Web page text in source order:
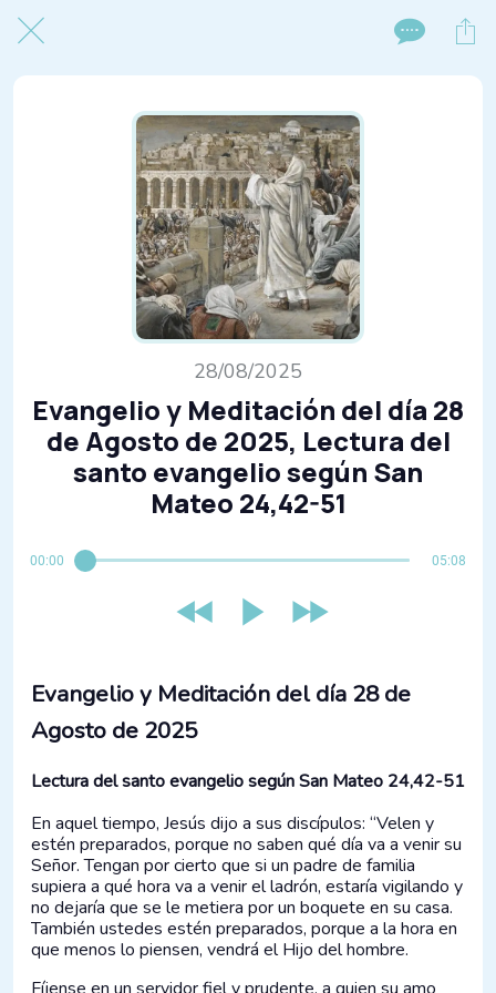
28/08/2025
Evangelio y Meditación del día 28
de Agosto de 2025, Lectura del
santo evangelio según San
Mateo 24,42-51
00:00 05:08
Evangelio y Meditación del día 28 de
Agosto de 2025
Lectura del santo evangelio según San Mateo 24,42-51
En aquel tiempo, Jesús dijo a sus discípulos: “Velen y
estén preparados, porque no saben qué día va a venir su
Señor. Tengan por cierto que si un padre de familia
supiera a qué hora va a venir el ladrón, estaría vigilando y
no dejaría que se le metiera por un boquete en su casa.
También ustedes estén preparados, porque a la hora en
que menos lo piensen, vendrá el Hijo del hombre.